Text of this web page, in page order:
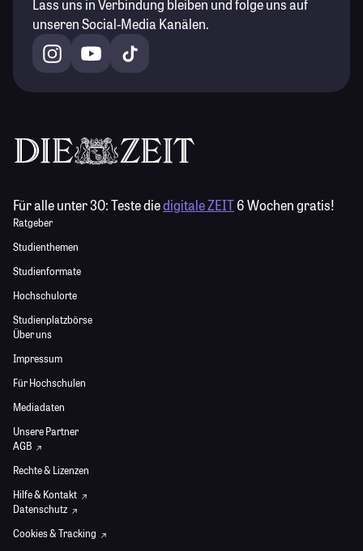
Lass uns in Verbindung bleiben und folge uns auf
unseren Social-Media Kanälen.
Für alle unter 30:Teste diedigitale ZEIT6 Wochen gratis!
Ratgeber
Studienthemen
Studienformate
Hochschulorte
Studienplatzbörse
Über uns
Impressum
Für Hochschulen
Mediadaten
Unsere Partner
AGB
Rechte & Lizenzen
Hilfe & Kontakt
Datenschutz
Cookies & Tracking